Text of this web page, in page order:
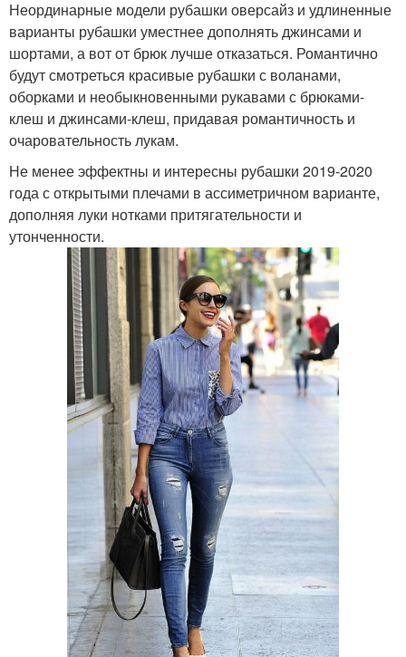
Неординарные модели рубашки оверсайз и удлиненные
варианты рубашки уместнее дополнять джинсами и
шортами, а вот от брюк лучше отказаться. Романтично
будут смотреться красивые рубашки с воланами,
оборками и необыкновенными рукавами с брюками-
клеш и джинсами-клеш, придавая романтичность и
очаровательность лукам.
Не менее эффектны и интересны рубашки 2019-2020
года с открытыми плечами в ассиметричном варианте,
дополняя луки нотками притягательности и
утонченности.